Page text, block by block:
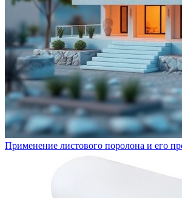
Применение листового поролона и его